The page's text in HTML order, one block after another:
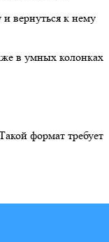
и вернуться к нему
в умных колонках
формат требует